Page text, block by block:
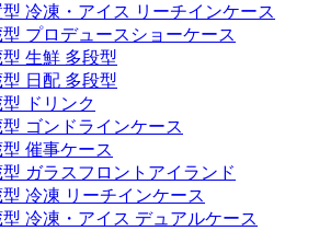
型 冷凍・アイス リーチインケース
型 プロデュースショーケース
型 生鮮 多段型
型 日配 多段型
ドリンク
型 ゴンドラインケース
催事ケース
型 ガラスフロントアイランド
型 冷凍 リーチインケース
型 冷凍・アイス デュアルケース